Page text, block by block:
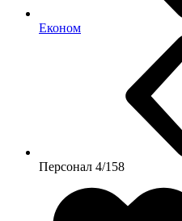
Економ
Персонал 4/158